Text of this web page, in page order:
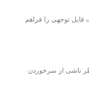
قابل توجهی را فراهم
ناشی از سرخوردن